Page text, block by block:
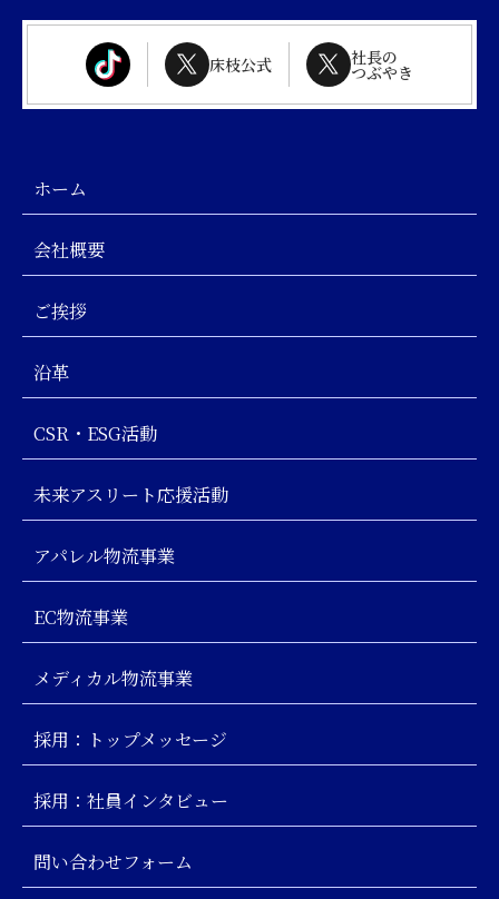
床枝公式 社長の
つぶやき
ホーム
会社概要
ご挨拶
沿革
CSR・ESG活動
未来アスリート応援活動
アパレル物流事業
EC物流事業
メディカル物流事業
採用：トップメッセージ
採用：社員インタビュー
問い合わせフォーム